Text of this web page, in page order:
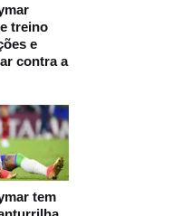
treino
e
contra a
tem